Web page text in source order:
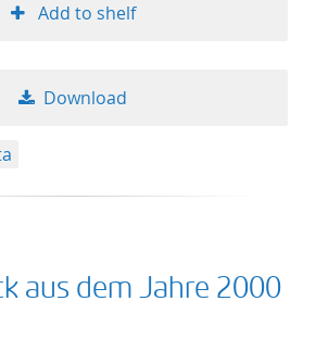
Add to shelf
Download
aus dem Jahre 2000